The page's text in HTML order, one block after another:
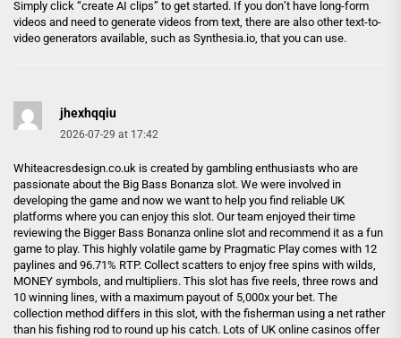
Simply click “create AI clips” to get started. If you don’t have long-form
videos and need to generate videos from text, there are also other text-to-
video generators available, such as Synthesia.io, that you can use.
jhexhqqiu
2026-07-29 at 17:42
Whiteacresdesign.co.uk is created by gambling enthusiasts who are
passionate about the Big Bass Bonanza slot. We were involved in
developing the game and now we want to help you find reliable UK
platforms where you can enjoy this slot. Our team enjoyed their time
reviewing the Bigger Bass Bonanza online slot and recommend it as a fun
game to play. This highly volatile game by Pragmatic Play comes with 12
paylines and 96.71% RTP. Collect scatters to enjoy free spins with wilds,
MONEY symbols, and multipliers. This slot has five reels, three rows and
10 winning lines, with a maximum payout of 5,000x your bet. The
collection method differs in this slot, with the fisherman using a net rather
than his fishing rod to round up his catch. Lots of UK online casinos offer